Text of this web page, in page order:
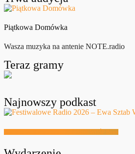
Piątkowa Domówka
Wasza muzyka na antenie NOTE.radio
Teraz gramy
Najnowszy podkast